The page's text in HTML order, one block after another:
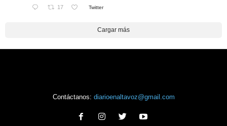
17 Twitter
Cargar más
Contáctanos: diarioenaltavoz@gmail.com